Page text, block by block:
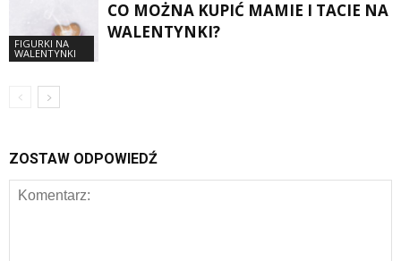
FIGURKI NA
WALENTYNKI
CO MOŻNA KUPIĆ MAMIE I TACIE NA
WALENTYNKI?
ZOSTAW ODPOWIEDŹ